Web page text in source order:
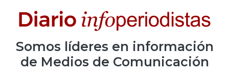
Somos líderes en información
de Medios de Comunicación